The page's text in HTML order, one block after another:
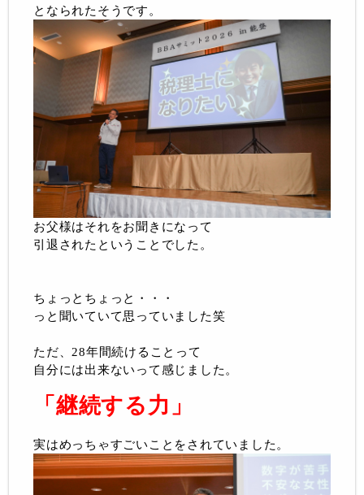
となられたそうです。
お父様はそれをお聞きになって
引退されたということでした。
ちょっとちょっと・・・
っと聞いていて思っていました笑
ただ、28年間続けることって
自分には出来ないって感じました。
「継続する力」
実はめっちゃすごいことをされていました。